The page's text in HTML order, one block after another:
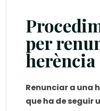
per
herència
Renunciar a una
que ha de seguir